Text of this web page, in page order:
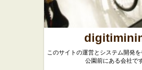
このサイトの運営とシステム開発
公園前にある会社で